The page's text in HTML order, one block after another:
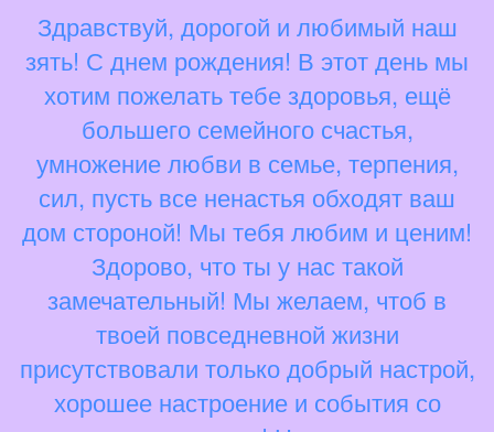
Здравствуй, дорогой и любимый наш
зять! С днем рождения! В этот день мы
хотим пожелать тебе здоровья, ещё
большего семейного счастья,
умножение любви в семье, терпения,
сил, пусть все ненастья обходят ваш
дом стороной! Мы тебя любим и ценим!
Здорово, что ты у нас такой
замечательный! Мы желаем, чтоб в
твоей повседневной жизни
присутствовали только добрый настрой,
хорошее настроение и события со